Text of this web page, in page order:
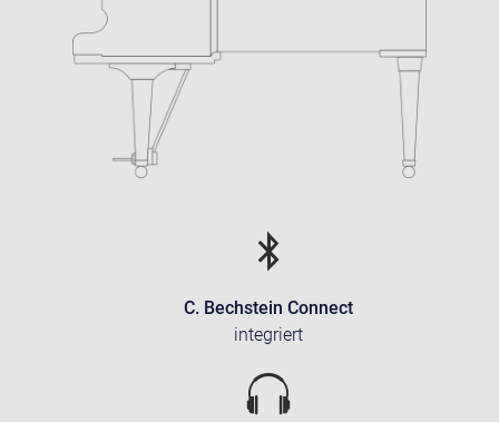
C. Bechstein Connect
integriert